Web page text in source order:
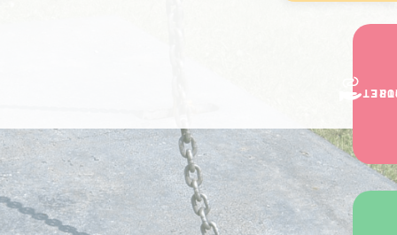
VOTRE